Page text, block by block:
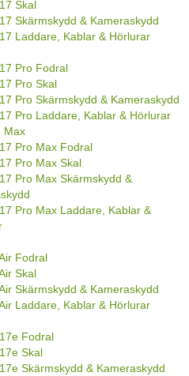
Skal
Skärmskydd & Kameraskydd
Laddare, Kablar & Hörlurar
Pro Fodral
Pro Skal
Pro Skärmskydd & Kameraskydd
Pro Laddare, Kablar & Hörlurar
Max
Pro Max Fodral
Pro Max Skal
Pro Max Skärmskydd &
Pro Max Laddare, Kablar &
Fodral
Skal
Skärmskydd & Kameraskydd
Laddare, Kablar & Hörlurar
Fodral
Skal
Skärmskydd & Kameraskydd